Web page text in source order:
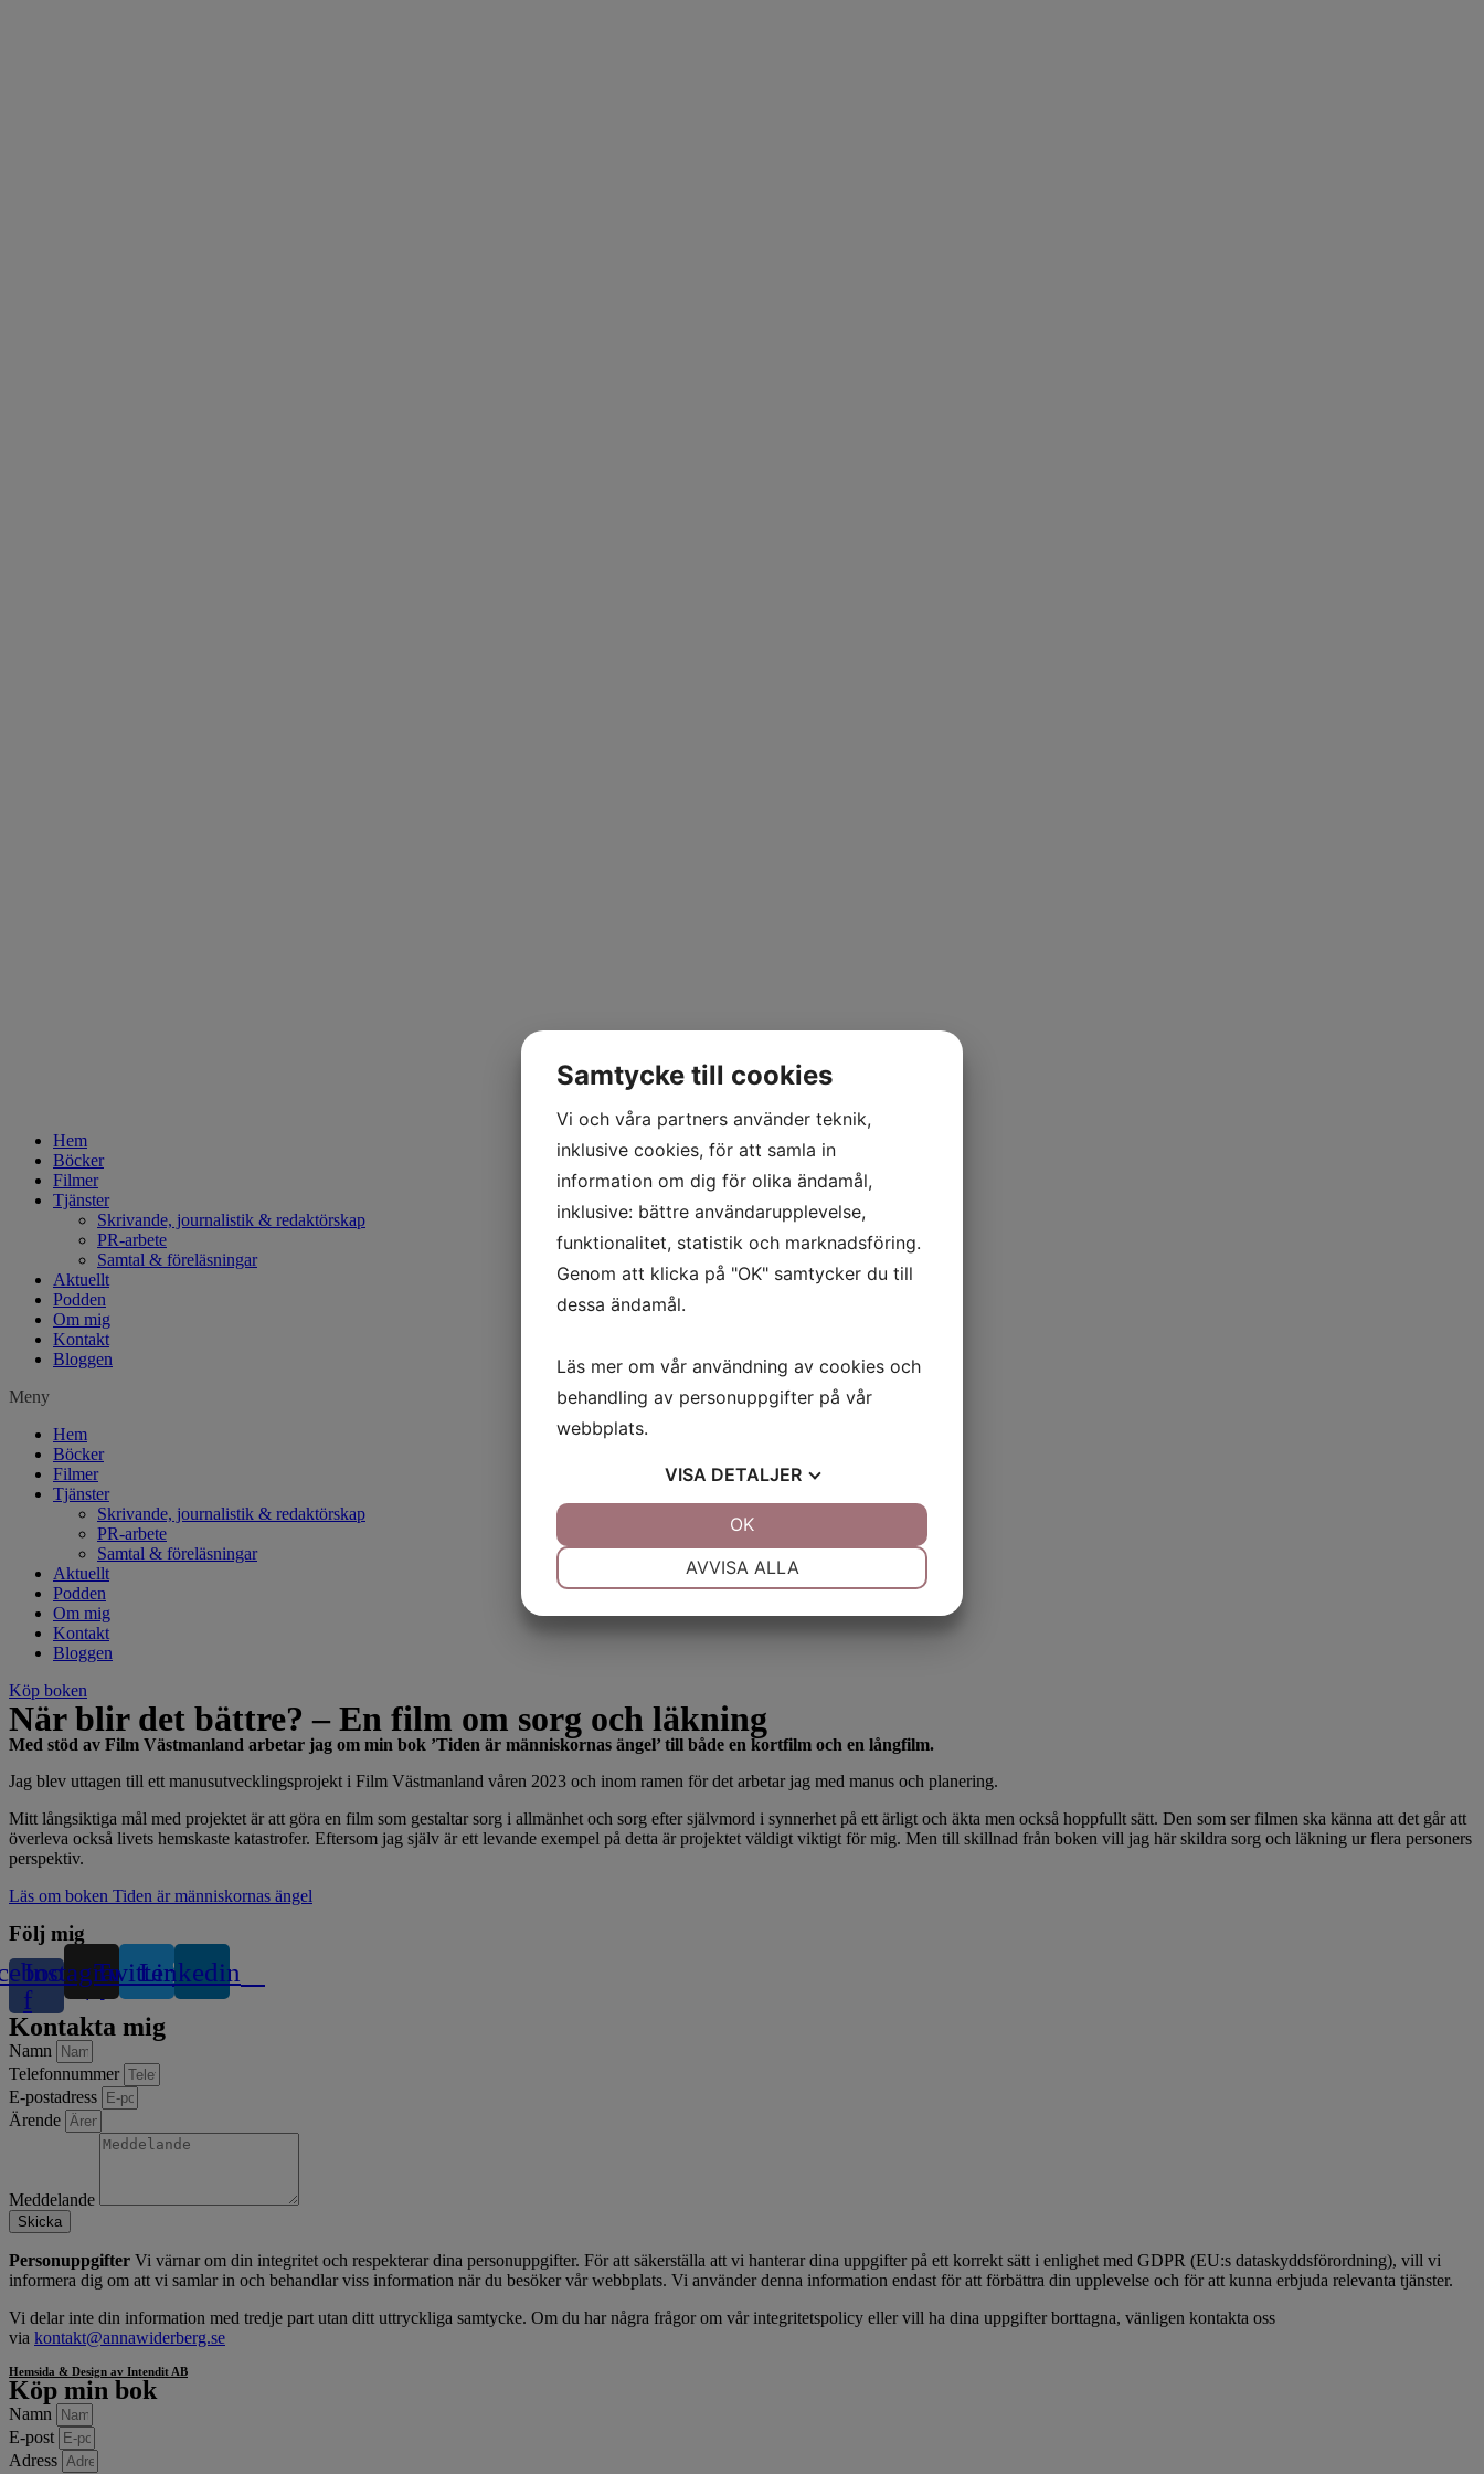
Hem
Böcker
Filmer
Tjänster
Skrivande, journalistik & redaktörskap
PR-arbete
Samtal & föreläsningar
Aktuellt
Podden
Om mig
Kontakt
Bloggen
Meny
Hem
Böcker
Filmer
Tjänster
Skrivande, journalistik & redaktörskap
PR-arbete
Samtal & föreläsningar
Aktuellt
Podden
Om mig
Kontakt
Bloggen
Köp boken
När blir det bättre? – En film om sorg och läkning
Med stöd av Film Västmanland arbetar jag om min bok ’Tiden är människornas ängel’ till både en kortfilm och en långfilm.
Jag blev uttagen till ett manusutvecklingsprojekt i Film Västmanland våren 2023 och inom ramen för det arbetar jag med manus och planering.
Mitt långsiktiga mål med projektet är att göra en film som gestaltar sorg i allmänhet och sorg efter självmord i synnerhet på ett ärligt och äkta men också hoppfullt sätt. Den som ser filmen ska känna att det går att
överleva också livets hemskaste katastrofer. Eftersom jag själv är ett levande exempel på detta är projektet väldigt viktigt för mig. Men till skillnad från boken vill jag här skildra sorg och läkning ur flera personers
perspektiv.
Läs om boken Tiden är människornas ängel
Följ mig
f
InstagramTwitterLinkedin
Kontakta mig
Namn
Telefonnummer
E-postadress
Ärende
Meddelande
Skicka
Personuppgifter Vi värnar om din integritet och respekterar dina personuppgifter. För att säkerställa att vi hanterar dina uppgifter på ett korrekt sätt i enlighet med GDPR (EU:s dataskyddsförordning), vill vi
informera dig om att vi samlar in och behandlar viss information när du besöker vår webbplats. Vi använder denna information endast för att förbättra din upplevelse och för att kunna erbjuda relevanta tjänster.
Vi delar inte din information med tredje part utan ditt uttryckliga samtycke. Om du har några frågor om vår integritetspolicy eller vill ha dina uppgifter borttagna, vänligen kontakta oss
via kontakt@annawiderberg.se
Hemsida & Design av Intendit AB
Köp min bok
Namn
E-post
Adress
Samtycke till cookies
Vi och våra partners använder teknik,
inklusive cookies, för att samla in
information om dig för olika ändamål,
inklusive: bättre användarupplevelse,
funktionalitet, statistik och marknadsföring.
Genom att klicka på "OK" samtycker du till
dessa ändamål.
Läs mer om vår användning av cookies och
behandling av personuppgifter på vår
webbplats.
VISA DETALJER
AVVISA ALLA
OK